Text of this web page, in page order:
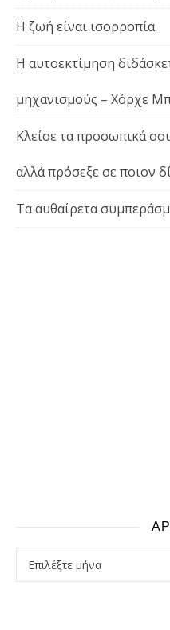
Η ζωή είναι ισορροπία
Η αυτοεκτίμηση
μηχανισμούς – Χόρχε
Κλείσε τα προσωπικά
αλλά πρόσεξε σε ποιον
Τα αυθαίρετα